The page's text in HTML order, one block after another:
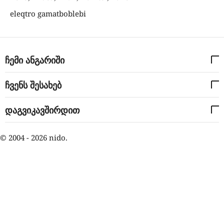
eleqtro gamatboblebi
ჩემი ანგარიში
ჩვენს შესახებ
დაგვიკავშირდით
© 2004 - 2026 nido.